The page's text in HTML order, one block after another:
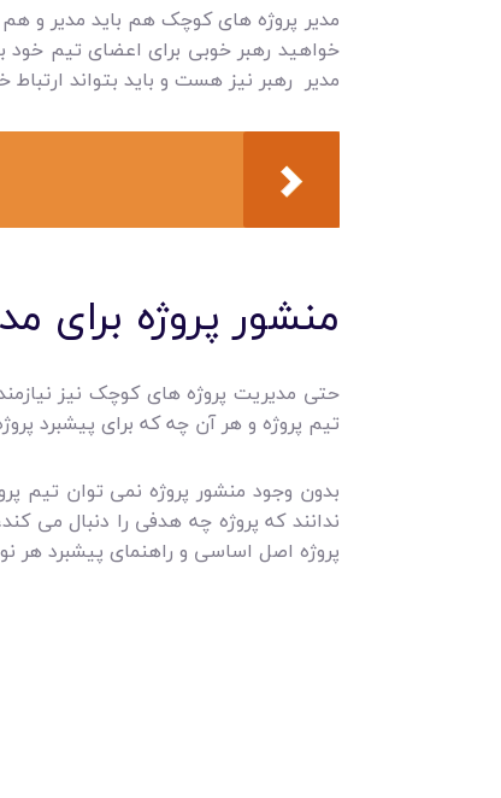
مدیر پروژه های کوچک هم باید مدیر و هم
خواهید رهبر خوبی برای اعضای تیم خود
مدیر رهبر نیز هست و باید بتواند ارتباط
منشور پروژه
حتی مدیریت پروژه های کوچک نیز
تیم پروژه و هر آن چه که برای پیشبرد
بدون وجود منشور پروژه نمی توان تیم
ندانند که پروژه چه هدفی را دنبال می
پروژه اصل اساسی و راهنمای پیشبرد هر